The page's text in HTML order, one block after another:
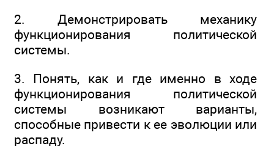
2. Демонстрировать механику
функционирования политической
системы.
3. Понять, как и где именно в ходе
функционирования политической
системы возникают варианты,
способные привести к ее эволюции или
распаду.